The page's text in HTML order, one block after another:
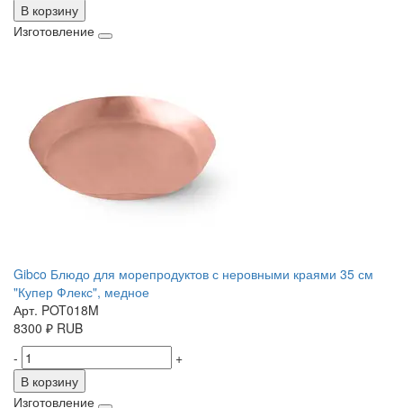
В корзину
Изготовление
Gibco Блюдо для морепродуктов с неровными краями 35 см
"Купер Флекс", медное
Арт. POT018M
8300 ₽ RUB
-
+
В корзину
Изготовление